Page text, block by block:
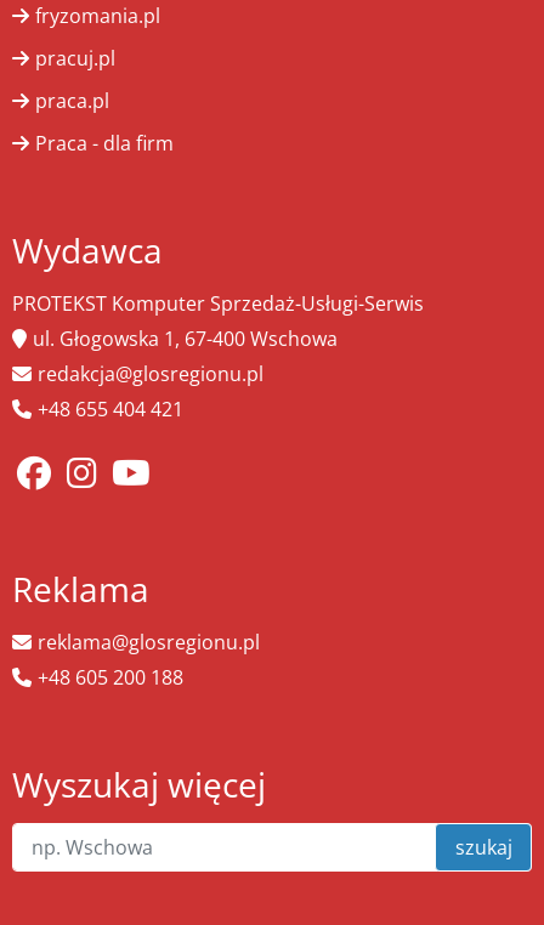
fryzomania.pl
pracuj.pl
praca.pl
Praca - dla firm
Wydawca
PROTEKST Komputer Sprzedaż-Usługi-Serwis
ul. Głogowska 1, 67-400 Wschowa
redakcja@glosregionu.pl
+48 655 404 421
Reklama
reklama@glosregionu.pl
+48 605 200 188
Wyszukaj więcej
szukaj